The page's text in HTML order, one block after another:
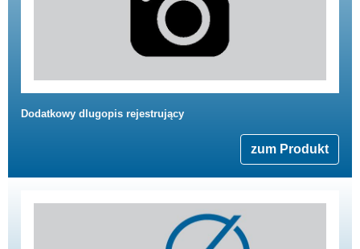
Dodatkowy dlugopis rejestrujący
zum Produkt